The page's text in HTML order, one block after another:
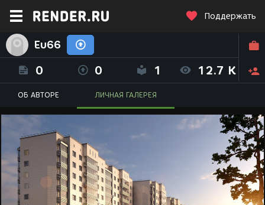
Поддержать
Eu66
0 0 1 12.7 K
ОБ АВТОРЕ ЛИЧНАЯ ГАЛЕРЕЯ